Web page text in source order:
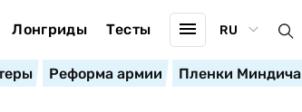
Лонгриды Тесты RU
Реформа армии Пленки Миндича